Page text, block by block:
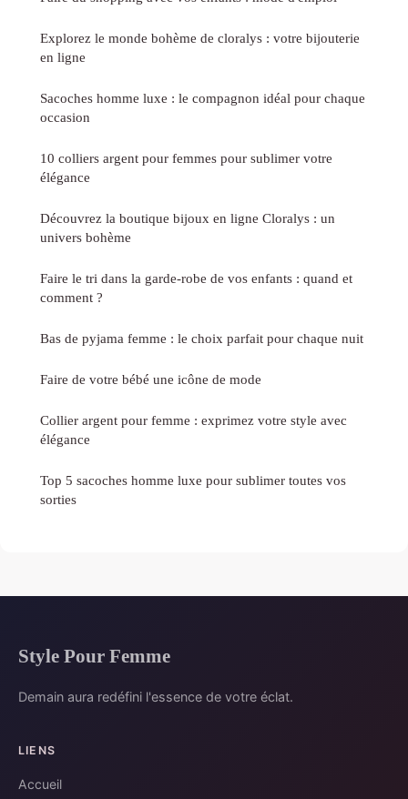
Explorez le monde bohème de cloralys : votre bijouterie
en ligne
Sacoches homme luxe : le compagnon idéal pour chaque
occasion
10 colliers argent pour femmes pour sublimer votre
élégance
Découvrez la boutique bijoux en ligne Cloralys : un
univers bohème
Faire le tri dans la garde-robe de vos enfants : quand et
comment ?
Bas de pyjama femme : le choix parfait pour chaque nuit
Faire de votre bébé une icône de mode
Collier argent pour femme : exprimez votre style avec
élégance
Top 5 sacoches homme luxe pour sublimer toutes vos
sorties
Style Pour Femme
Demain aura redéfini l'essence de votre éclat.
LIENS
Accueil